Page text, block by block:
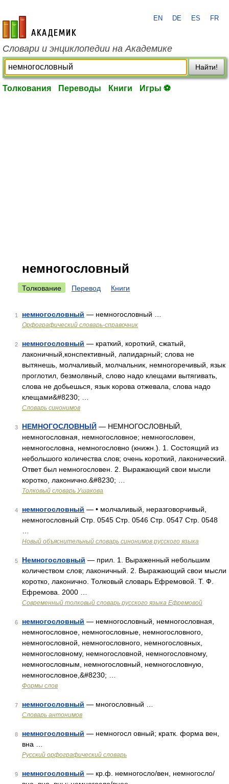
academic.ru
EN DE ES FR
Словари и энциклопедии на Академике
Найти!
Толкования Переводы Книги Игры ⚽
немногословный
Толкование Перевод Книги
1 немногословный — немногословный …
Орфографический словарь-справочник
2 немногословный — краткий, короткий, сжатый,
лаконичный,конспективный, лапидарный; слова не
вытянешь, молчаливый, молчальник, немногоречивый, язык
проглотил, безмолвный, слово надо клещами вытягивать,
слова не добьешься, язык корова отжевала, слова надо
клещами&#8230; …
Словарь синонимов
3 НЕМНОГОСЛОВНЫЙ — НЕМНОГОСЛОВНЫЙ,
немногословная, немногословное; немногословен,
немногословна, немногословно (книжн.). 1. Состоящий из
небольшого количества слов; очень короткий, лаконический.
Ответ был немногословен. 2. Выражающий свои мысли
коротко, лаконично.&#8230; …
Толковый словарь Ушакова
4 немногословный — • молчаливый, неразговорчивый,
немногословный Стр. 0545 Стр. 0546 Стр. 0547 Стр. 0548
Новый объяснительный словарь синонимов русского языка
5 Немногословный — прил. 1. Выраженный небольшим
количеством слов; лаконичный. 2. Выражающий свои мысли
коротко, лаконично. Толковый словарь Ефремовой. Т. Ф.
Ефремова. 2000 …
Современный толковый словарь русского языка Ефремовой
6 немногословный — немногословный, немногословная,
немногословное, немногословные, немногословного,
немногословной, немногословного, немногословных,
немногословному, немногословной, немногословному,
немногословным, немногословный, немногословную,
немногословное,&#8230; …
Формы слов
7 немногословный — многословный …
Словарь антонимов
8 немногословный — немногосл овный; кратк. форма вен,
вна …
Русский орфографический словарь
9 немногословный — кр.ф. немногосло/вен, немногосло/